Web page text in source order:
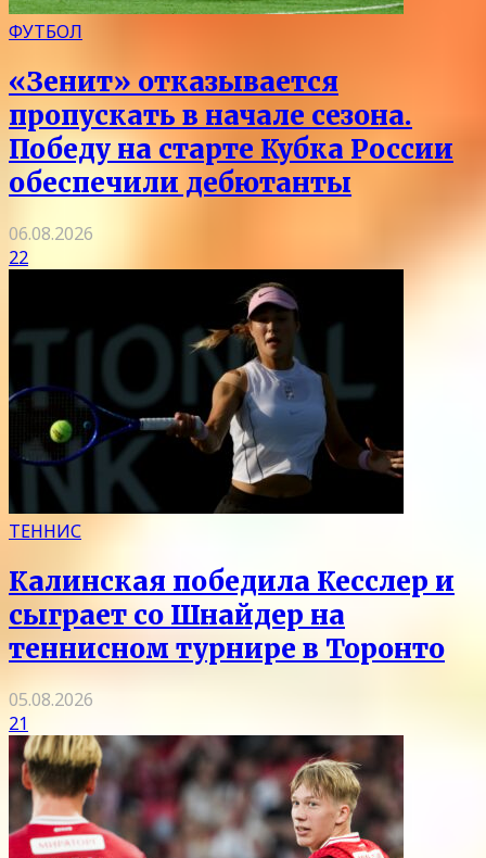
ФУТБОЛ
«Зенит» отказывается
пропускать в начале сезона.
Победу на старте Кубка России
обеспечили дебютанты
06.08.2026
22
ТЕННИС
Калинская победила Кесслер и
сыграет со Шнайдер на
теннисном турнире в Торонто
05.08.2026
21